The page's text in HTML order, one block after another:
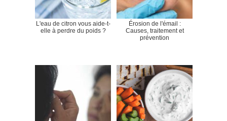
L'eau de citron vous aide-t-
elle à perdre du poids ?
Érosion de l'émail :
Causes, traitement et
prévention